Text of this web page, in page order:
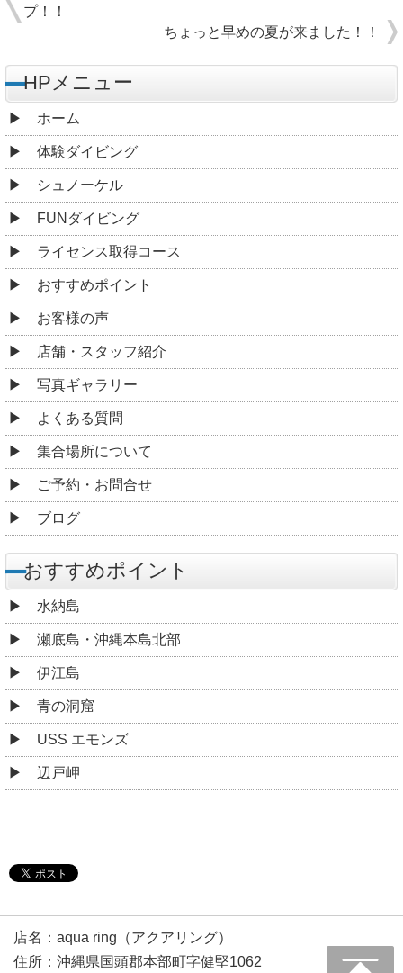
プ！！
ちょっと早めの夏が来ました！！
HPメニュー
ホーム
体験ダイビング
シュノーケル
FUNダイビング
ライセンス取得コース
おすすめポイント
お客様の声
店舗・スタッフ紹介
写真ギャラリー
よくある質問
集合場所について
ご予約・お問合せ
ブログ
おすすめポイント
水納島
瀬底島・沖縄本島北部
伊江島
青の洞窟
USS エモンズ
辺戸岬
店名：aqua ring（アクアリング）
住所：沖縄県国頭郡本部町字健堅1062